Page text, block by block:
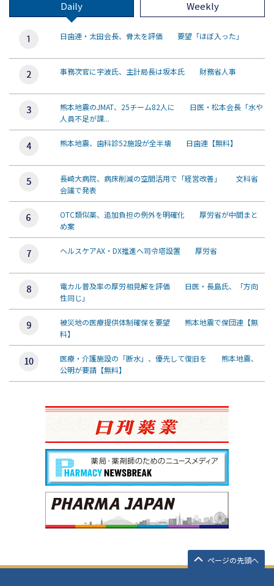
Daily Weekly
日歯連・太田会長、骨太を評価 要望「ほぼ入った」
事務次官に宇波氏、主計局長は坂本氏 財務省人事
熊本地震のJMAT、25チーム82人に 日医・松本会長「水や
人員不足が課...
熊本地震、歯科診52施設が全半壊 日歯連【無料】
長崎大病院、病床削減の空間活用で「経営改善」 文科省
会議で発表
OTC類似薬、追加負担の例外を明確化 厚労省が中間まと
め案
ヘルスケアAX・DX推進へ司令塔設置 厚労省
電カル普及率の厚労相見解を評価 日医・長島氏、「方向
性同じ」
被災地の医療提供体制確保を要望 熊本地震で保団連【無
料】
医療・介護施設の「断水」、優先して復旧を 熊本地震、
公明が要請【無料】
ページの先頭へ